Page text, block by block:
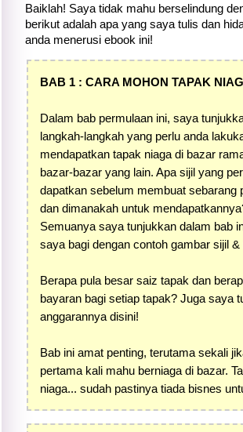
Baiklah! Saya tidak mahu berselindung
berikut adalah apa yang saya tulis dan
anda menerusi ebook ini!
BAB 1 : CARA MOHON TAPAK
Dalam bab permulaan ini, saya
langkah-langkah yang perlu anda
mendapatkan tapak niaga di bazar
bazar-bazar yang lain. Apa sijil yang
dapatkan sebelum membuat sebarang
dan dimanakah untuk
Semuanya saya tunjukkan dalam bab
saya bagi dengan contoh gambar sijil &
Berapa pula besar saiz tapak dan
bayaran bagi setiap tapak? Juga saya
anggarannya disini!
Bab ini amat penting, terutama sekali
pertama kali mahu berniaga di bazar.
niaga... sudah pastinya tiada bisnes